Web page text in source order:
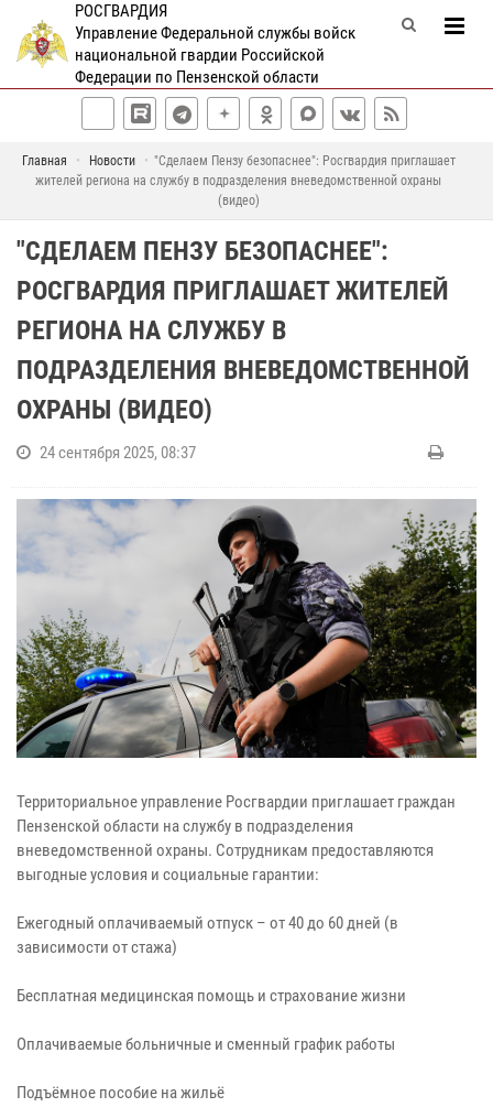
РОСГВАРДИЯ
Управление Федеральной службы войск
национальной гвардии Российской
Федерации по Пензенской области
Главная Новости
"Сделаем Пензу безопаснее": Росгвардия приглашает
жителей региона на службу в подразделения вневедомственной охраны
(видео)
"СДЕЛАЕМ ПЕНЗУ БЕЗОПАСНЕЕ":
РОСГВАРДИЯ ПРИГЛАШАЕТ ЖИТЕЛЕЙ
РЕГИОНА НА СЛУЖБУ В
ПОДРАЗДЕЛЕНИЯ ВНЕВЕДОМСТВЕННОЙ
ОХРАНЫ (ВИДЕО)
24 сентября 2025, 08:37
Территориальное управление Росгвардии приглашает граждан
Пензенской области на службу в подразделения
вневедомственной охраны. Сотрудникам предоставляются
выгодные условия и социальные гарантии:
Ежегодный оплачиваемый отпуск – от 40 до 60 дней (в
зависимости от стажа)
Бесплатная медицинская помощь и страхование жизни
Оплачиваемые больничные и сменный график работы
Подъёмное пособие на жильё